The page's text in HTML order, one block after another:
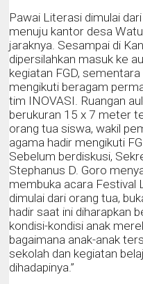
Pawai Literasi dimulai
menuju kantor desa
jaraknya. Sesampai di
dipersilahkan masuk ke
kegiatan FGD,
mengikuti beragam
tim INOVASI. Ruangan
berukuran 15 x 7 meter
orang tua siswa, wakil
agama hadir mengikuti
Sebelum berdiskusi,
Stephanus D. Goro
membuka acara Festival
dimulai dari orang tua,
hadir saat ini diharapkan
kondisi-kondisi anak
bagaimana anak-anak
sekolah dan kegiatan
dihadapinya.”